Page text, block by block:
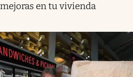
mejoras en tu vivienda